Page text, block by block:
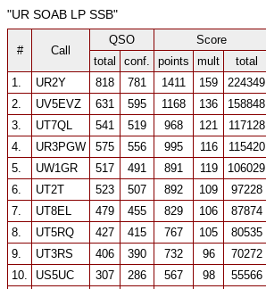
"UR SOAB LP SSB"
# Call
QSO
Score
total
conf. points mult
total
1.
UR2Y 818 781 1411 159 224349
2.
UV5EVZ 631 595 1168 136 158848
3.
UT7QL 541 519 968 121 117128
4.
UR3PGW 575 556 995 116 115420
5.
UW1GR 517 491 891 119 106029
6.
UT2T 523 507 892 109 97228
7.
UT8EL 479 455 829 106 87874
8.
UT5RQ 427 415 767 105 80535
9.
UT3RS 406 390 732 96 70272
10.
US5UC 307 286 567 98 55566